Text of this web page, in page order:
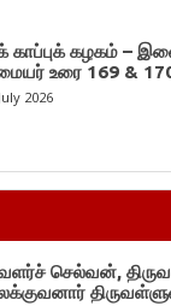
காப்புக் கழகம் –
உரை 169 &
2026
செல்வன்,